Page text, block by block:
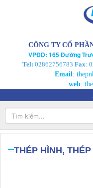
CÔNG TY CỔ
VPĐD: 165 Đường
Tel: 02862756783 Fax:
Email:
web:
THÉP HÌNH,